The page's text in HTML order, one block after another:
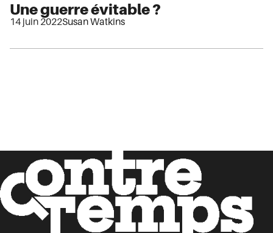
Une guerre évitable ?
14 juin 2022Susan Watkins